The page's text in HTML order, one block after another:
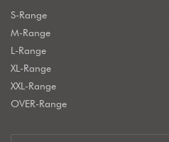
S-Range
M-Range
L-Range
XL-Range
XXL-Range
OVER-Range